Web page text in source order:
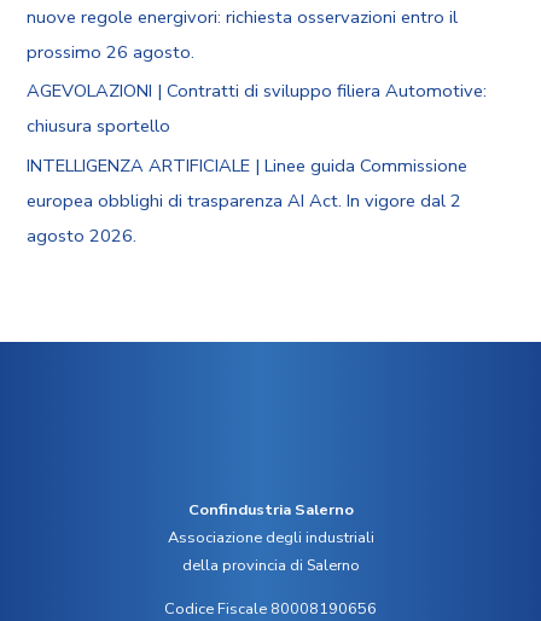
nuove regole energivori: richiesta osservazioni entro il
prossimo 26 agosto.
AGEVOLAZIONI | Contratti di sviluppo filiera Automotive:
chiusura sportello
INTELLIGENZA ARTIFICIALE | Linee guida Commissione
europea obblighi di trasparenza AI Act. In vigore dal 2
agosto 2026.
Confindustria Salerno
Associazione degli industriali
della provincia di Salerno
Codice Fiscale 80008190656